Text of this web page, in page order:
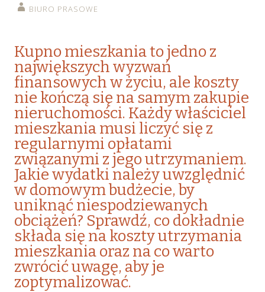
BIURO PRASOWE
Kupno mieszkania to jedno z
największych wyzwań
finansowych w życiu, ale koszty
nie kończą się na samym zakupie
nieruchomości. Każdy właściciel
mieszkania musi liczyć się z
regularnymi opłatami
związanymi z jego utrzymaniem.
Jakie wydatki należy uwzględnić
w domowym budżecie, by
uniknąć niespodziewanych
obciążeń? Sprawdź, co dokładnie
składa się na koszty utrzymania
mieszkania oraz na co warto
zwrócić uwagę, aby je
zoptymalizować.